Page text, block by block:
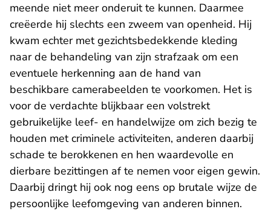
meende niet meer onderuit te kunnen. Daarmee
creëerde hij slechts een zweem van openheid. Hij
kwam echter met gezichtsbedekkende kleding
naar de behandeling van zijn strafzaak om een
eventuele herkenning aan de hand van
beschikbare camerabeelden te voorkomen. Het is
voor de verdachte blijkbaar een volstrekt
gebruikelijke leef- en handelwijze om zich bezig te
houden met criminele activiteiten, anderen daarbij
schade te berokkenen en hen waardevolle en
dierbare bezittingen af te nemen voor eigen gewin.
Daarbij dringt hij ook nog eens op brutale wijze de
persoonlijke leefomgeving van anderen binnen.